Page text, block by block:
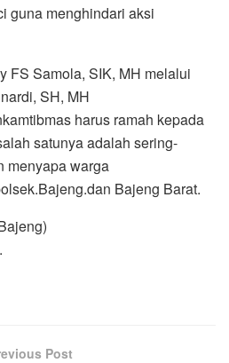
guna menghindari aksi
FS Samola, SIK, MH melalui
SH, MH
harus ramah kepada
satunya adalah sering-
menyapa warga
Bajeng Barat.
Post